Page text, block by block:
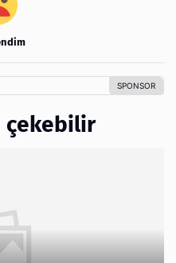
çekebilir